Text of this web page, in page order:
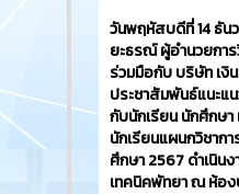
วันพฤหัสบดีที่ 14 ธัน
ยะธรณ์ ผู้อำนวยกา
ร่วมมือกับ บริษัท เงิน
ประชาสัมพันธ์แนะแ
กับนักเรียน นักศึกษ
นักเรียนแผนกวิชาก
ศึกษา 2567 ดำเนิน
เทคนิคพัทยา ณ ห้อง